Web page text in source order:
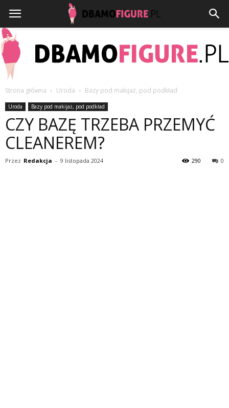
Strona główna Uroda Bazy pod makijaż, pod podkład
Uroda Bazy pod makijaż, pod podkład
CZY BAZĘ TRZEBA PRZEMYĆ
CLEANEREM?
Przez Redakcja - 9 listopada 2024 0
290